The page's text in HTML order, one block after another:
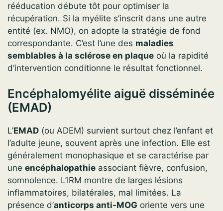
rééducation débute tôt pour optimiser la
récupération. Si la myélite s’inscrit dans une autre
entité (ex. NMO), on adopte la stratégie de fond
correspondante. C’est l’une des maladies
semblables à la sclérose en plaque où la rapidité
d’intervention conditionne le résultat fonctionnel.
Encéphalomyélite aiguë disséminée
(EMAD)
L’EMAD (ou ADEM) survient surtout chez l’enfant et
l’adulte jeune, souvent après une infection. Elle est
généralement monophasique et se caractérise par
une encéphalopathie associant fièvre, confusion,
somnolence. L’IRM montre de larges lésions
inflammatoires, bilatérales, mal limitées. La
présence d’anticorps anti-MOG oriente vers une